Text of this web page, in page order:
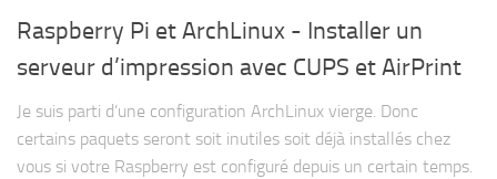
Raspberry Pi et ArchLinux - Installer un
serveur d’impression avec CUPS et AirPrint
Je suis parti d’une configuration ArchLinux vierge. Donc
certains paquets seront soit inutiles soit déjà installés chez
vous si votre Raspberry est configuré depuis un certain temps.